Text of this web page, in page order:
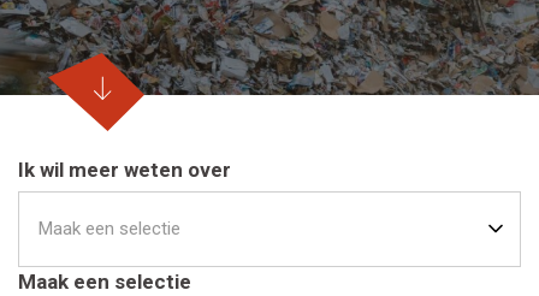
Ik wil meer weten over
Maak een selectie
Maak een selectie